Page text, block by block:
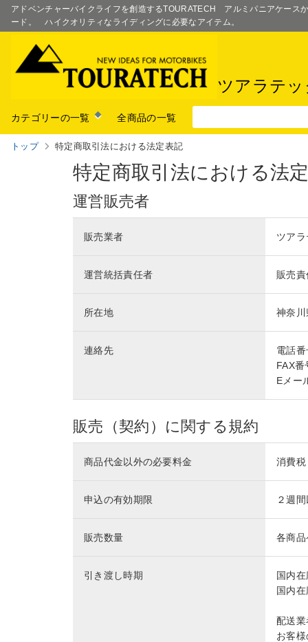
アドベンチャーバイクライフを創造するTOURATECH アルミパニアケース
ード。 ハイクオリティなライディングに必要なアイテム。
ツアラテ
カテゴリーの一覧 全商品の一覧
トップ 特定商取引法における法定表記
特定商取引法における法
運営販売者
販売業者 ツア
運営統括責任者 販売
所在地 神奈
連絡先
電話
FAX
Eメー
販売（契約）に関する規約
商品代金以外の必要料金 消費
申込の有効期限 ２週
販売数量 各商
引き渡し時期
国内
国内
配送
お客